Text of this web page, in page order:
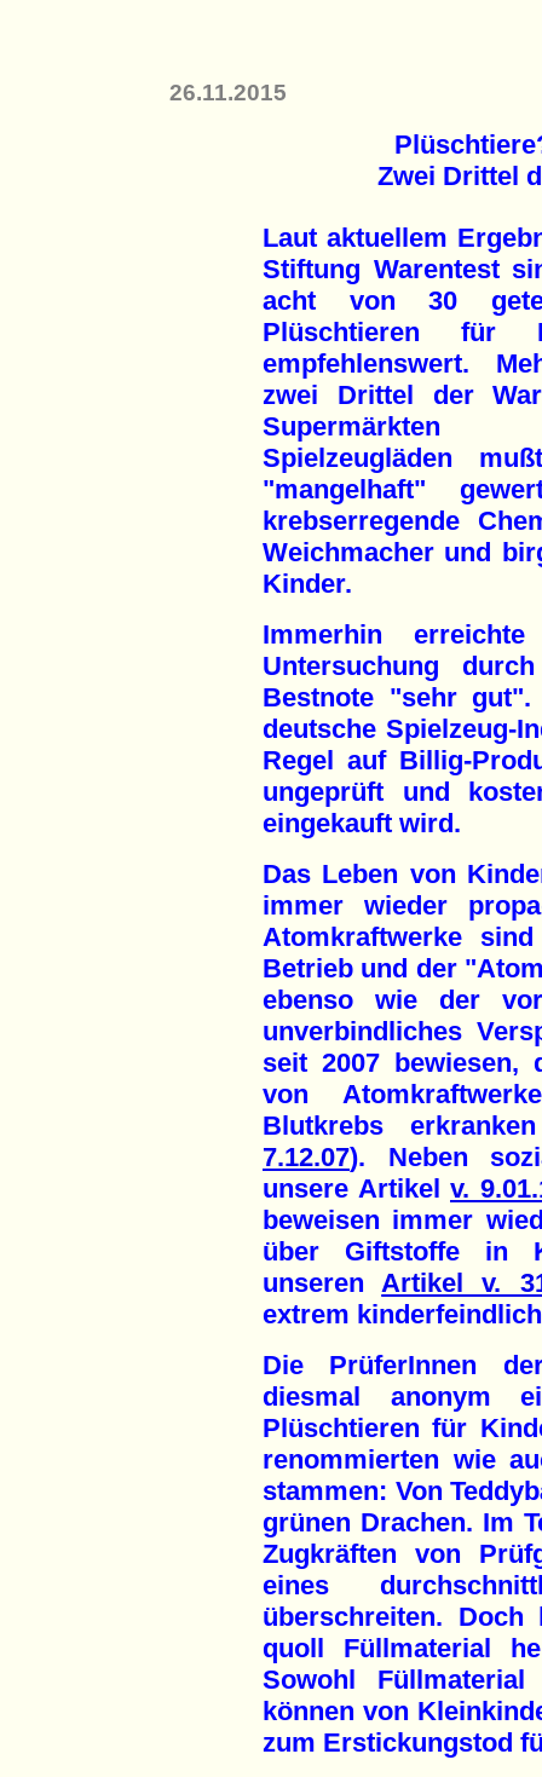
26.11.2015
Zwei Drittel
Laut aktuellem
Stiftung Warentest
acht von 30
Plüschtieren für
empfehlenswert.
zwei Drittel der
Spielzeugläden
"mangelhaft"
krebserregende
Weichmacher und
Kinder.
Immerhin
Untersuchung
Bestnote "sehr
deutsche Spielzeug-
Regel auf Billig-
ungeprüft und
eingekauft wird.
Das Leben von
immer wieder
Atomkraftwerke
Betrieb und der
ebenso wie der
unverbindliches
seit 2007 bewiesen,
von
Blutkrebs
7.12.07). Neben
unsere Artikel v.
beweisen immer
über Giftstoffe in
unserenArtikel v.
extrem
Die PrüferInnen
diesmal anonym
Plüschtieren für
renommierten wie
stammen: Von
grünen Drachen. Im
Zugkräften von
eines
überschreiten.
quoll Füllmaterial
Sowohl
können von
zum Erstickungstod